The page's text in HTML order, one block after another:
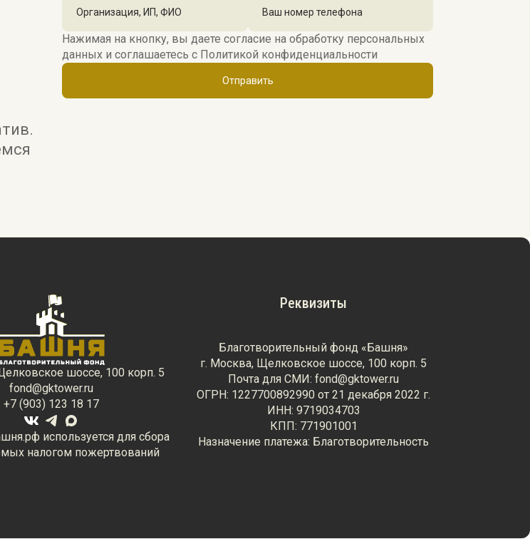
Нажимая на кнопку, вы даете согласие на обработку персональных
данных и соглашаетесь c Политикой конфиденциальности
Отправить
шоссе, 100 корп. 5
fond@gktower.ru
+7 (903) 123 18 17
используется для сбора
налогом пожертвований
Реквизиты
Благотворительный фонд «Башня»
г. Москва, Щелковское шоссе, 100 корп. 5
Почта для СМИ: fond@gktower.ru
ОГРН: 1227700892990 от 21 декабря 2022 г.
ИНН: 9719034703
КПП: 771901001
Назначение платежа: Благотворительность